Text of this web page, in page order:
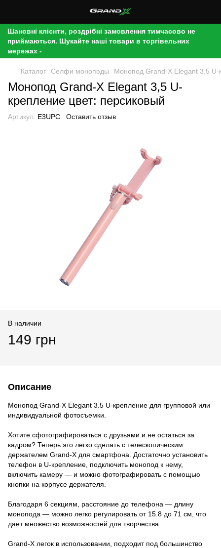
Шановні клієнти, роздрібні замовлення тимчасово не
приймаються. Шукайте наші товари в торгівельних
мережах -
Каталог Селфи моноподы Монопод Grand-X Elegant 3,5 U-
Монопод Grand-X Elegant 3,5 U-
крепление цвет: персиковый
Артикул: E3UPC Оставить отзыв
В наличии
149 грн
Описание
Монопод Grand-X Elegant 3.5 U-крепление для групповой или
индивидуальной фотосъемки.
Хотите сфотографироваться с друзьями и не остаться за
кадром? Теперь это легко сделать с телескопическим
держателем Grand-X для cмартфона. Достаточно установить
телефон в U-крепление, подключить монопод к нему,
включить камеру — и можно фотографировать с помощью
кнопки на корпусе держателя.
Благодаря 6 секциям, расстояние до телефона — длину
монопода — можно легко регулировать от 15.8 до 71 см, что
дает множество возможностей для творчества.
Grand-X легок в использовании, подходит под большинство